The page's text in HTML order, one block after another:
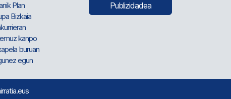
Plan
Bizkaia
kanpo
buruan
egun
Publizidadea